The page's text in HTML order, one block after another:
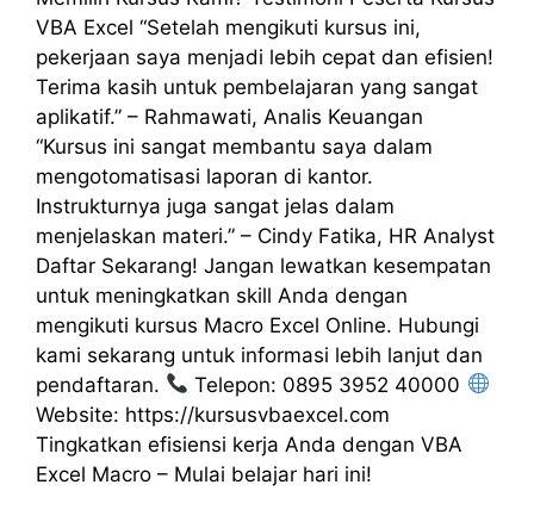
VBA Excel “Setelah mengikuti kursus ini,
pekerjaan saya menjadi lebih cepat dan efisien!
Terima kasih untuk pembelajaran yang sangat
aplikatif.” – Rahmawati, Analis Keuangan
“Kursus ini sangat membantu saya dalam
mengotomatisasi laporan di kantor.
Instrukturnya juga sangat jelas dalam
menjelaskan materi.” – Cindy Fatika, HR Analyst
Daftar Sekarang! Jangan lewatkan kesempatan
untuk meningkatkan skill Anda dengan
mengikuti kursus Macro Excel Online. Hubungi
kami sekarang untuk informasi lebih lanjut dan
pendaftaran.
Telepon: 0895 3952 40000
Website: https://kursusvbaexcel.com
Tingkatkan efisiensi kerja Anda dengan VBA
Excel Macro – Mulai belajar hari ini!